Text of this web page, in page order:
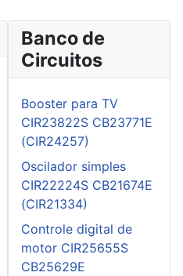
Banco de
Circuitos
Booster para TV
CIR23822S CB23771E
(CIR24257)
Oscilador simples
CIR22224S CB21674E
(CIR21334)
Controle digital de
motor CIR25655S
CB25629E